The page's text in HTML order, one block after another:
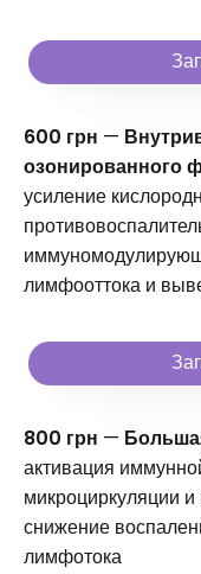
600 грн —
озонированного
усиление
лимфооттока и
800 грн —
активация
микроциркуляции
снижение
лимфотока